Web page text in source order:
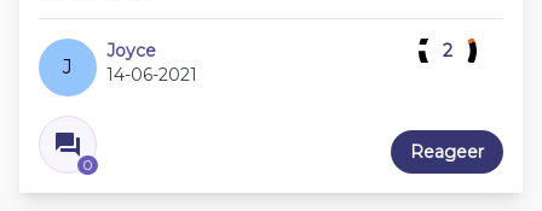
J
Joyce
14-06-2021
0
2
Reageer